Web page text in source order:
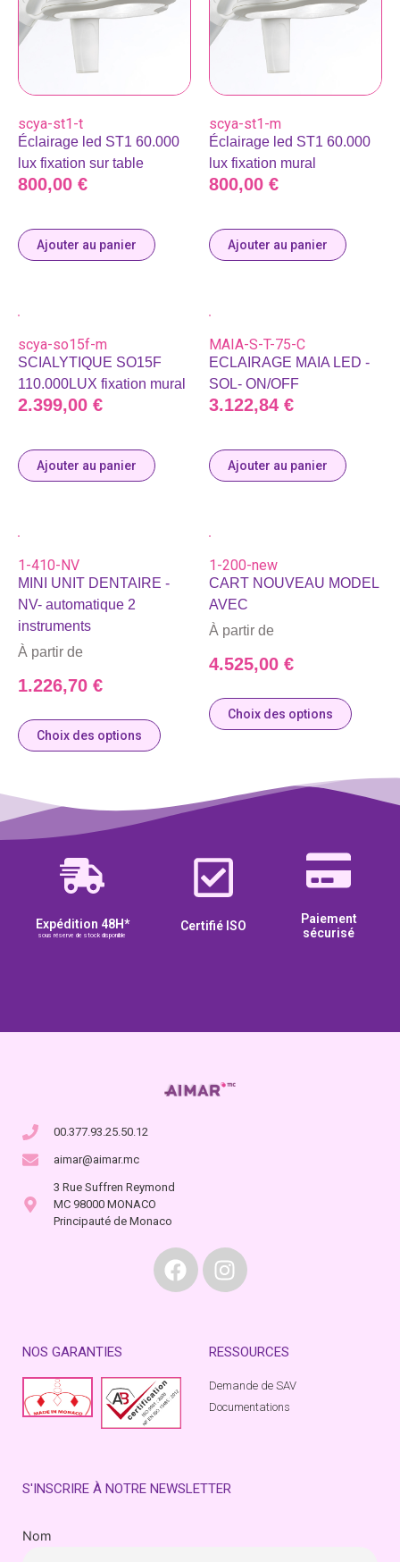
scya-st1-t
Éclairage led ST1 60.000
lux fixation sur table
800,00 €
Ajouter au panier
scya-st1-m
Éclairage led ST1 60.000
lux fixation mural
800,00 €
Ajouter au panier
scya-so15f-m
SCIALYTIQUE SO15F
110.000LUX fixation mural
2.399,00 €
Ajouter au panier
MAIA-S-T-75-C
ECLAIRAGE MAIA LED -
SOL- ON/OFF
3.122,84 €
Ajouter au panier
1-410-NV
MINI UNIT DENTAIRE -
NV- automatique 2
instruments
À partir de
1.226,70 €
Choix des options
1-200-new
CART NOUVEAU MODEL
AVEC
À partir de
4.525,00 €
Choix des options
Expédition 48H*
sous réserve de stock disponible
Certifié ISO
Paiement
sécurisé
00.377.93.25.50.12
aimar@aimar.mc
3 Rue Suffren Reymond
MC 98000 MONACO
Principauté de Monaco
NOS GARANTIES RESSOURCES
Demande de SAV
Documentations
S'INSCRIRE À NOTRE NEWSLETTER
Nom